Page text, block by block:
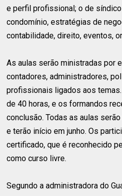
e perfil profissional; o de
condomínio, estratégias de
contabilidade, direito, eventos,
As aulas serão ministradas por
contadores, administradores,
profissionais ligados aos
de 40 horas, e os formandos
conclusão. Todas as aulas
e terão início em junho. Os
certificado, que é reconhecido
como curso livre.
Segundo a administradora do